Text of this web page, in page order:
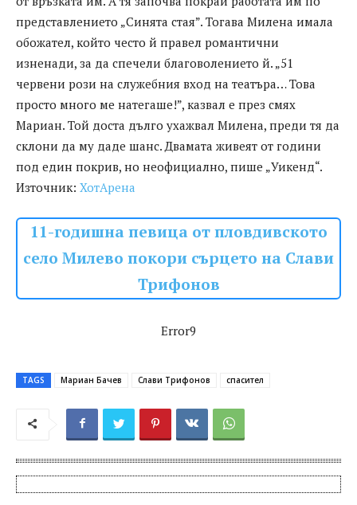
представлението „Синята стая”. Тогава Милена имала
обожател, който често й правел романтични
изненади, за да спечели благоволението й. „51
червени рози на служебния вход на театъра… Това
просто много ме натегаше!”, казвал е през смях
Мариан. Той доста дълго ухажвал Милена, преди тя да
склони да му даде шанс. Двамата живеят от години
под един покрив, но неофициално, пише „Уикенд“.
Източник: ХотАрена
11-годишна певица от пловдивското
село Милево покори сърцето на Слави
Трифонов
Error9
TAGS Мариан Бачев Слави Трифонов спасител